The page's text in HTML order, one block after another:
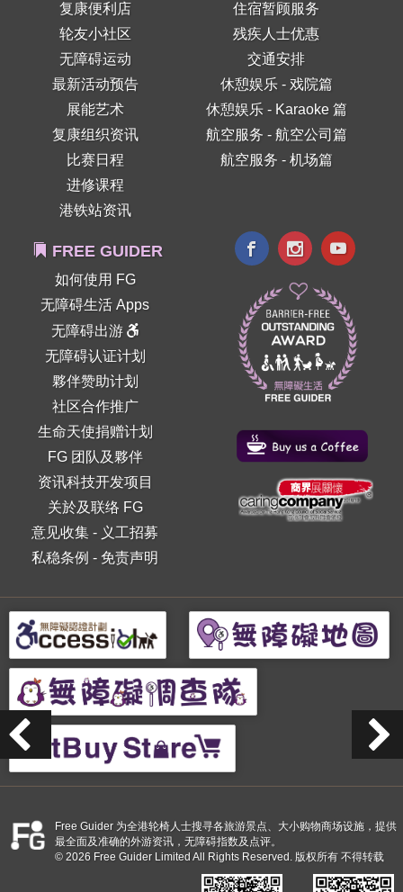
复康便利店
轮友小社区
无障碍运动
最新活动预告
展能艺术
复康组织资讯
比赛日程
进修课程
港铁站资讯
住宿暂顾服务
残疾人士优惠
交通安排
休憩娱乐 - 戏院篇
休憩娱乐 - Karaoke 篇
航空服务 - 航空公司篇
航空服务 - 机场篇
FREE GUIDER
如何使用 FG
无障碍生活 Apps
无障碍出游
无障碍认证计划
夥伴赞助计划
社区合作推广
生命天使捐赠计划
FG 团队及夥伴
资讯科技开发项目
关於及联络 FG
意见收集 - 义工招募
私稳条例 - 免责声明
Free Guider 为全港轮椅人士搜寻各旅游景点、大小购物商场设施，提供
最全面及准确的外游资讯，无障碍指数及点评。
© 2026 Free Guider Limited All Rights Reserved. 版权所有 不得转载